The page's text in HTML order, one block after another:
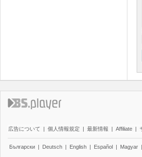
広告について | 個人情報規定 | 最新情報 | Affiliate |
Български | Deutsch | English | Español | Magyar |